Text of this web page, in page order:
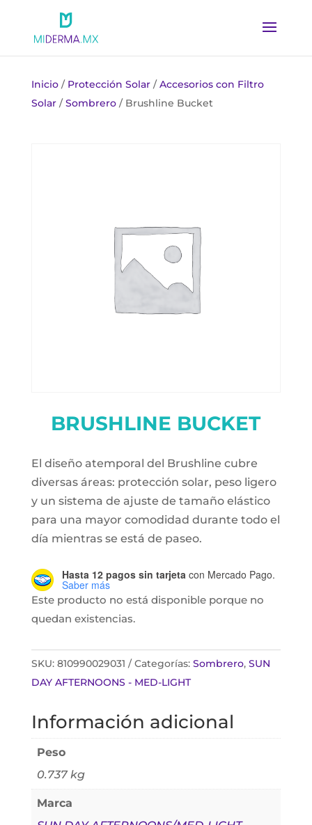
Inicio/ Protección Solar/Accesorios con Filtro
Solar/Sombrero/ Brushline Bucket
BRUSHLINE BUCKET
El diseño atemporal del Brushline cubre
diversas áreas: protección solar, peso ligero
y un sistema de ajuste de tamaño elástico
para una mayor comodidad durante todo el
día mientras se está de paseo.
Hasta 12 pagos sin tarjetacon Mercado Pago.
Saber más
Este producto no está disponible porque no
quedan existencias.
SKU: 810990029031 Categorías: Sombrero, SUN
DAY AFTERNOONS - MED-LIGHT
Información adicional
Peso
0.737 kg
Marca